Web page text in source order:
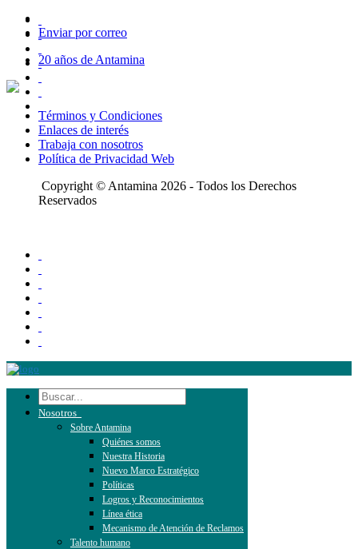
Enviar por correo
20 años de Antamina
Términos y Condiciones
Enlaces de interés
Trabaja con nosotros
Política de Privacidad Web
Copyright © Antamina 2026 - Todos los Derechos
Reservados
Nosotros
Sobre Antamina
Quiénes somos
Nuestra Historia
Nuevo Marco Estratégico
Políticas
Logros y Reconocimientos
Línea ética
Mecanismo de Atención de Reclamos
Talento humano